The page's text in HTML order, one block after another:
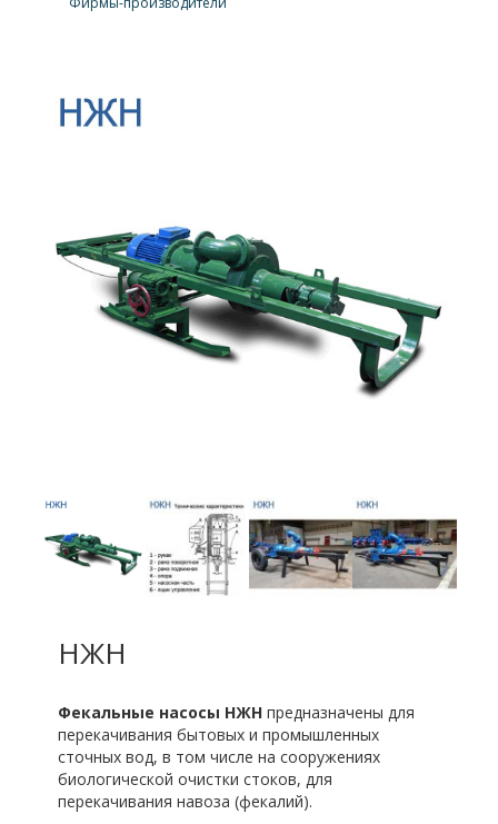
НЖН
Фекальные насосы НЖНпредназначены для
перекачивания бытовых и промышленных
сточных вод, в том числе на сооружениях
биологической очистки стоков, для
перекачивания навоза (фекалий).